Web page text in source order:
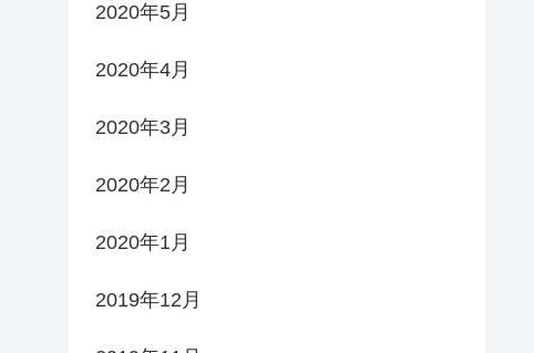
2020年5月
2020年4月
2020年3月
2020年2月
2020年1月
2019年12月